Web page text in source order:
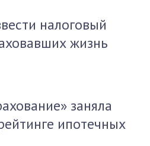
налоговый
жизнь
заняла
ипотечных